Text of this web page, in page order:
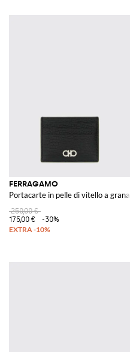
FERRAGAMO
Portacarte in pelle di vitello a grana
250,00 €
175,00 €
-30%